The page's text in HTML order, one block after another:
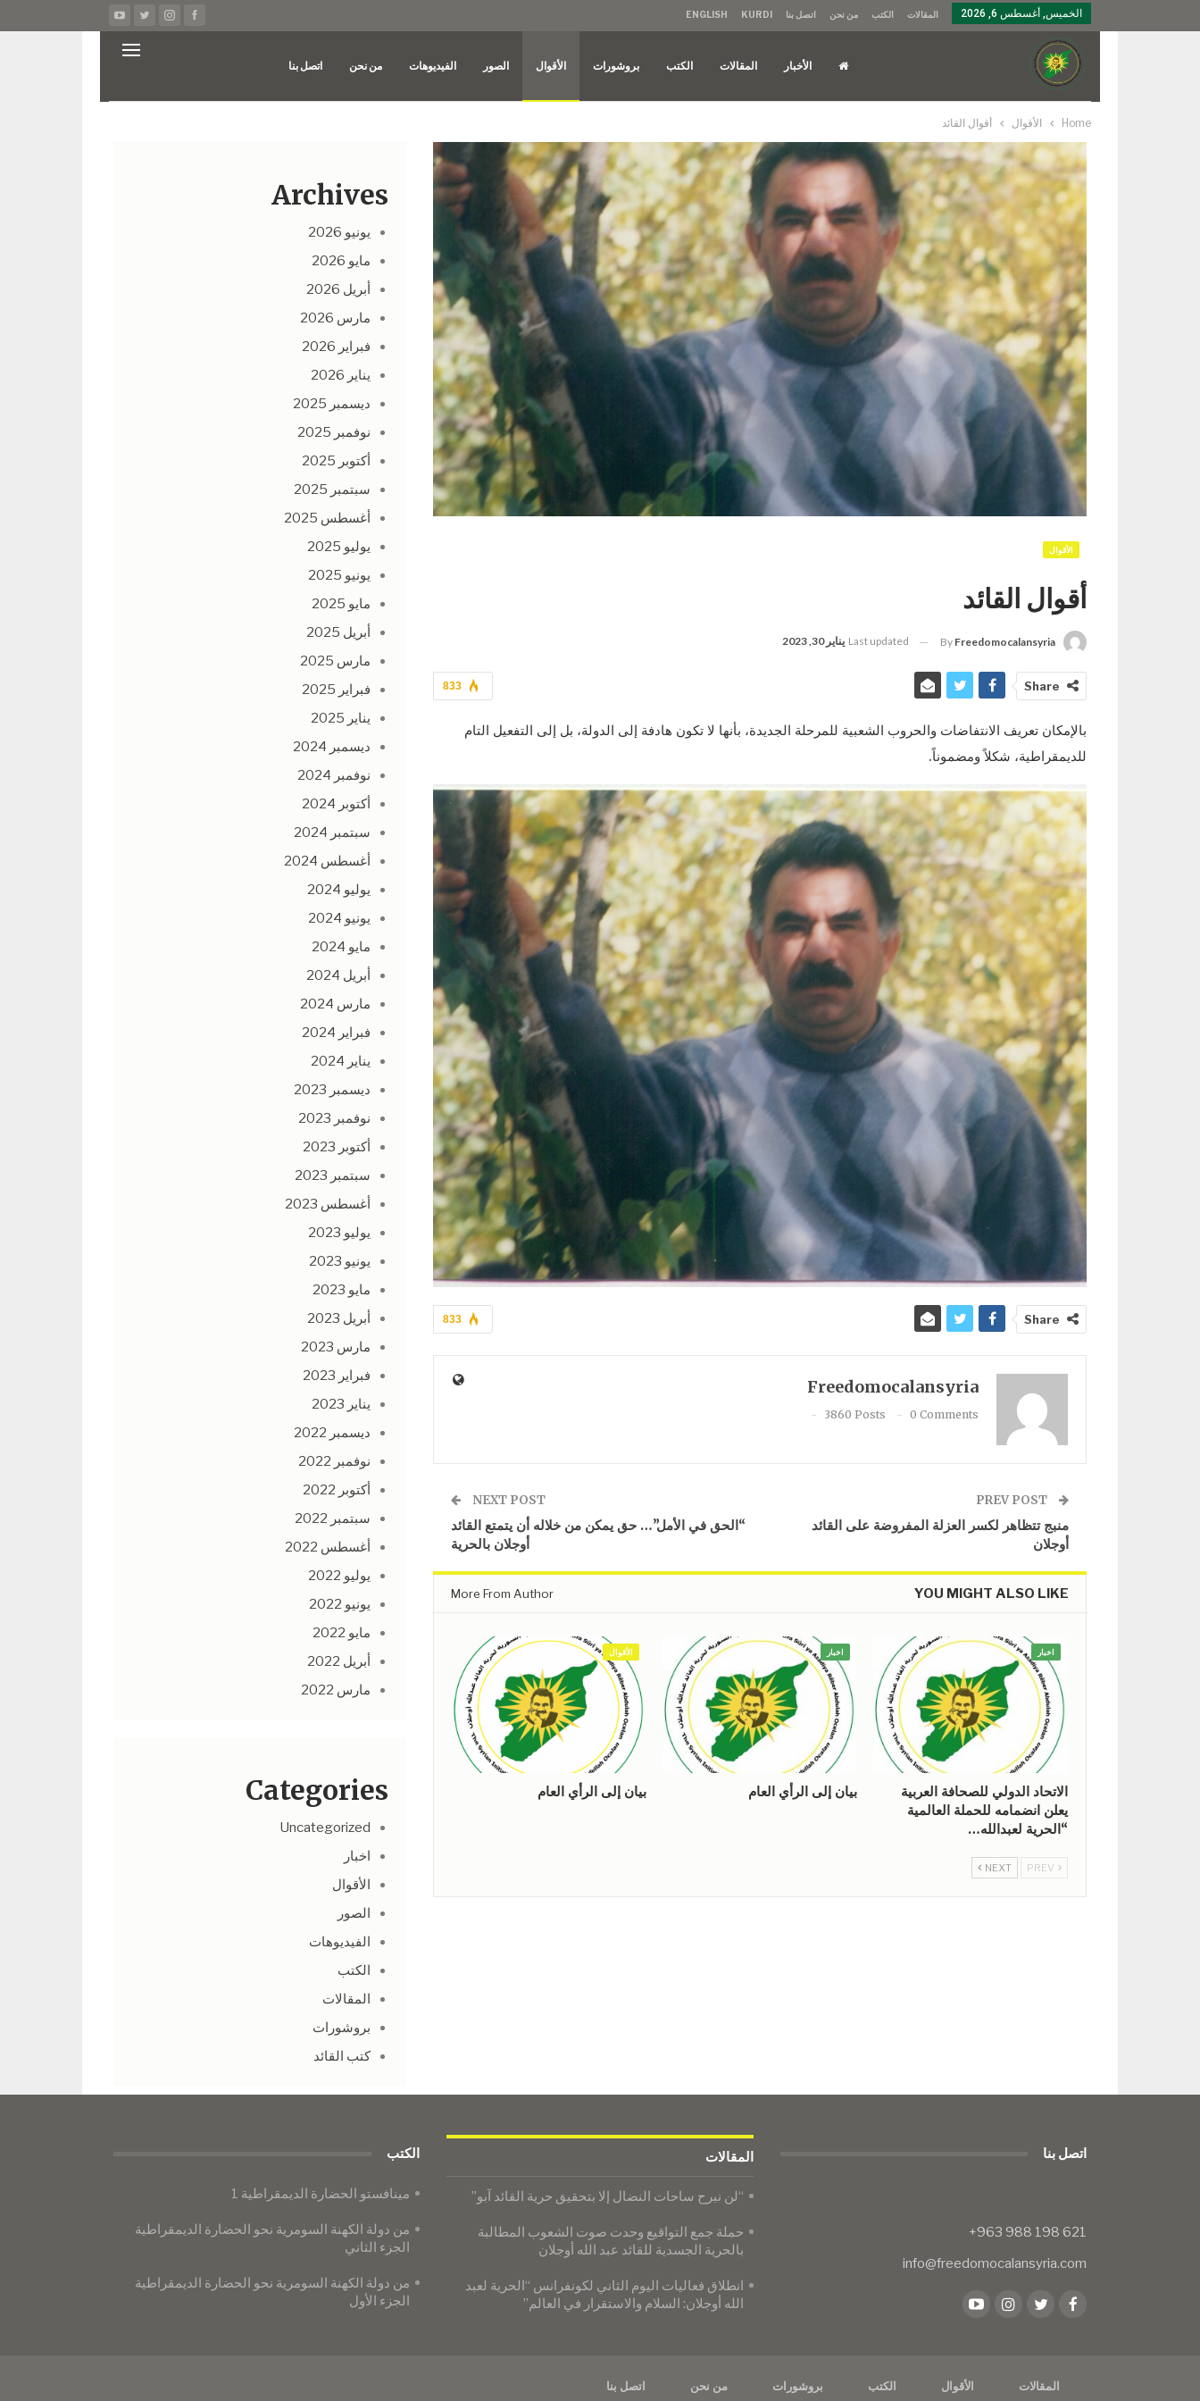
الخميس, أغسطس 6, 2026 المقالات الكتب من نحن اتصل بنا KURDI
ENGLISH
الأخبار المقالات الكتب بروشورات الأقوال الصور الفيديوهات من نحن اتصل بنا
Home الأقوال أقوال القائد
الأقوال
أقوال القائد
By Freedomocalansyria
Last updated يناير 30, 2023
833 Share
بالإمكان تعريف الانتفاضات والحروب الشعبية للمرحلة الجديدة، بأنها لا تكون هادفة إلى الدولة، بل إلى التفعيل التام
للديمقراطية، شكلاً ومضموناً.
833 Share
Freedomocalansyria
3860 Posts 0 Comments
منبج تتظاهر لكسر العزلة المفروضة على القائد
أوجلان
NEXT POST
“الحق في الأمل”… حق يمكن من خلاله أن يتمتع القائد
أوجلان بالحرية
YOU MIGHT ALSO LIKE
More From Author
اخبار
الاتحاد الدولي للصحافة العربية
يعلن انضمامه للحملة العالمية
“الحرية لعبدالله…
اخبار
بيان إلى الرأي العام
الأقوال
بيان إلى الرأي العام
NEXT
Archives
يونيو 2026
مايو 2026
أبريل 2026
مارس 2026
فبراير 2026
يناير 2026
ديسمبر 2025
نوفمبر 2025
أكتوبر 2025
سبتمبر 2025
أغسطس 2025
يوليو 2025
يونيو 2025
مايو 2025
أبريل 2025
مارس 2025
فبراير 2025
يناير 2025
ديسمبر 2024
نوفمبر 2024
أكتوبر 2024
سبتمبر 2024
أغسطس 2024
يوليو 2024
يونيو 2024
مايو 2024
أبريل 2024
مارس 2024
فبراير 2024
يناير 2024
ديسمبر 2023
نوفمبر 2023
أكتوبر 2023
سبتمبر 2023
أغسطس 2023
يوليو 2023
يونيو 2023
مايو 2023
أبريل 2023
مارس 2023
فبراير 2023
يناير 2023
ديسمبر 2022
نوفمبر 2022
أكتوبر 2022
سبتمبر 2022
أغسطس 2022
يوليو 2022
يونيو 2022
مايو 2022
أبريل 2022
مارس 2022
Categories
Uncategorized
اخبار
الأقوال
الصور
الفيديوهات
الكتب
المقالات
بروشورات
كتب القائد
اتصل بنا
info@freedomocalansyria.com
المقالات
“لن نبرح ساحات النضال إلا بتحقيق حرية القائد آبو”
حملة جمع التواقيع وحدت صوت الشعوب المطالبة
بالحرية الجسدية للقائد عبد الله أوجلان
​​​​​​​انطلاق فعاليات اليوم الثاني لكونفرانس “الحرية لعبد
الله أوجلان: السلام والاستقرار في العالم”
الكتب
مينافستو الحضارة الديمقراطية 1
من دولة الكهنة السومرية نحو الحضارة الديمقراطية
الجزء الثاني
من دولة الكهنة السومرية نحو الحضارة الديمقراطية
الجزء الأول
المقالات الأقوال الكتب بروشورات من نحن اتصل بنا